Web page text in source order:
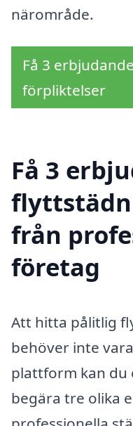
närområde.
Få 3
förpliktelser
Få 3
från
företag
Att hitta pålitlig
behöver inte
plattform kan du
begära tre olika